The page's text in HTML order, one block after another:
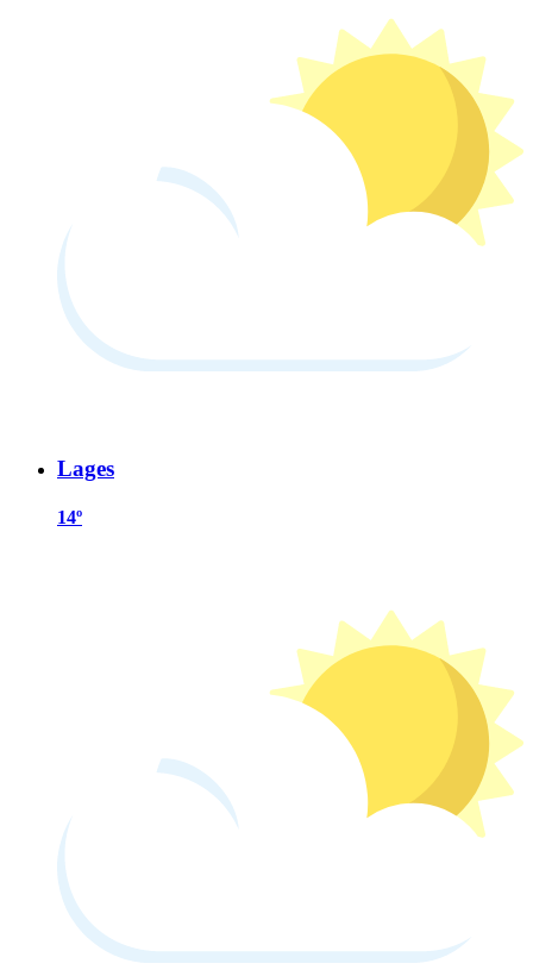
Lages
14º